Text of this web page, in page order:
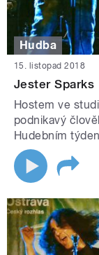
Hudba
15. listopad 2018
Jester Sparks
Hostem ve
podnikavý
Hudebním